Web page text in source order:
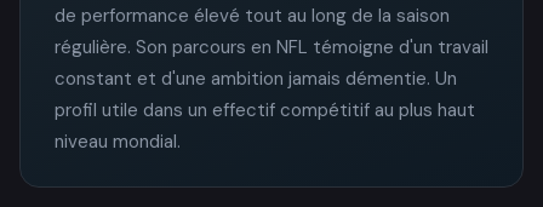
de performance élevé tout au long de la saison
régulière. Son parcours en NFL témoigne d'un travail
constant et d'une ambition jamais démentie. Un
profil utile dans un effectif compétitif au plus haut
niveau mondial.